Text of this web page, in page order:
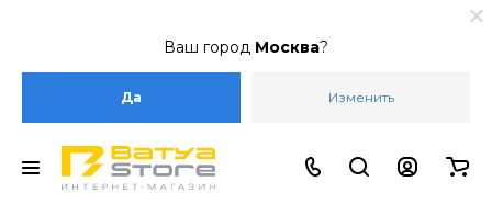
Ваш город Москва?
Да Изменить